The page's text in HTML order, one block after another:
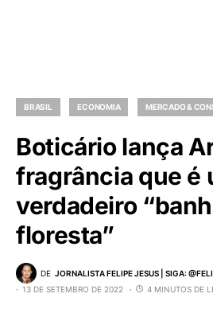
BRASIL ECONOMIA MERCADO &
Boticário lança
fragrância que é
verdadeiro
floresta”
DE JORNALISTA FELIPE JESUS | SIGA:
13 DE SETEMBRO DE 2022
4 MINUTOS DE